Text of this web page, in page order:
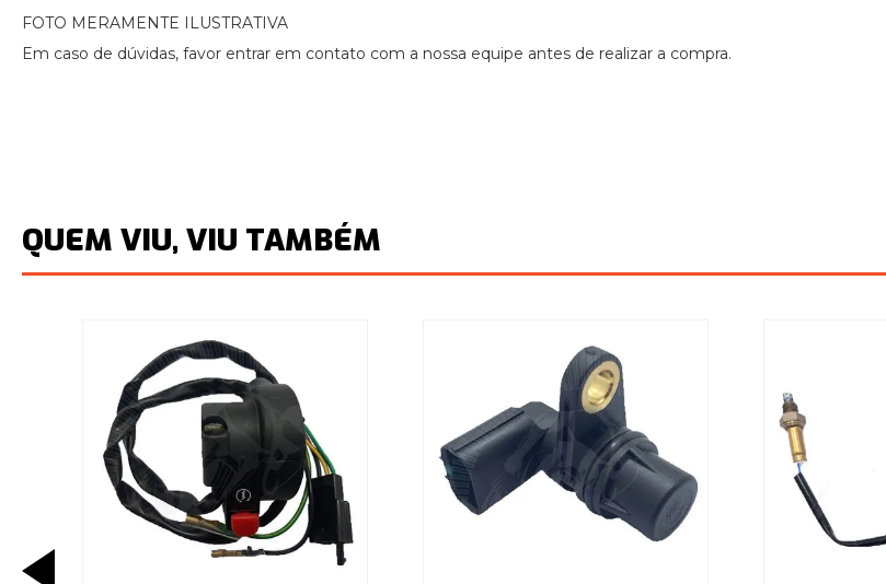
FOTO MERAMENTE ILUSTRATIVA
Em caso de dúvidas, favor entrar em contato com a nossa equipe antes de realizar a compra.
QUEM VIU, VIU TAMBÉM